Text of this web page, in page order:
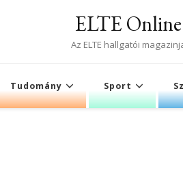
ELTE Online
Az ELTE hallgatói
Tudomány Sport